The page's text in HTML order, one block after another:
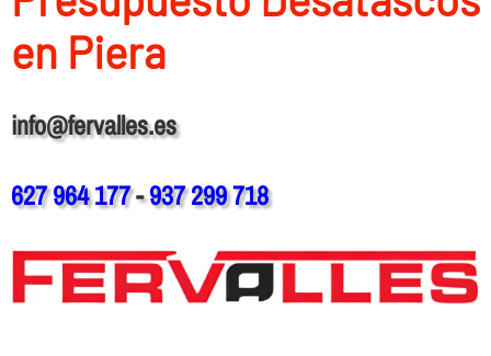
en Piera
info@fervalles.es
627 964 177-937 299 718